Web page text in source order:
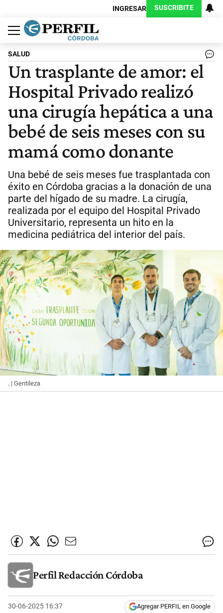
INGRESAR SUSCRIBITE
Política
Economía
Judiciales
Sociedad
Cultura
Espectáculos
Deportes
Protagonistas
SALUD
Un trasplante de amor: el
Hospital Privado realizó
una cirugía hepática a una
bebé de seis meses con su
mamá como donante
Una bebé de seis meses fue trasplantada con
éxito en Córdoba gracias a la donación de una
parte del hígado de su madre. La cirugía,
realizada por el equipo del Hospital Privado
Universitario, representa un hito en la
medicina pediátrica del interior del país.
. | Gentileza
Perfil Redacción Córdoba
30-06-2025 16:37 Agregar PERFIL en Google